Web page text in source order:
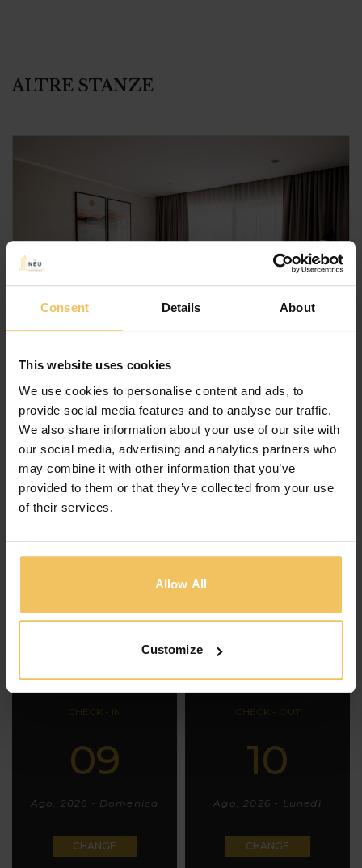
Consent Details About
This website uses cookies
We use cookies to personalise content and ads, to
provide social media features and to analyse our traffic.
We also share information about your use of our site with
our social media, advertising and analytics partners who
may combine it with other information that you’ve
provided to them or that they’ve collected from your use
of their services.
Allow All
Customize
ALTRE STANZE
Suite Con Due Camere Da Letto
Metres: 35 m² Bed: 2
Lo spazio assume un nuovo significato in questa
Suite con due camere da letto di…
CHECK - IN
09
Ago, 2026 - Domenica
CHANGE
CHECK - OUT
10
Ago, 2026 - Lunedì
CHANGE